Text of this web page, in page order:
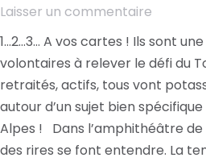
Laisser un commentaire
1…2…3… A vos cartes ! Ils sont
volontaires à relever le défi du
retraités, actifs, tous vont
autour d’un sujet bien spécifique
Alpes ! Dans l’amphithéâtre de
des rires se font entendre. La